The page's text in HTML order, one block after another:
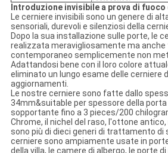
Introduzione invisibile a prova di
Le cerniere invisibili sono un genere di
sensoriali, durevoli e silenziosi della
Dopo la sua installazione sulle porte, le
realizzata meravigliosamente ma anche
contemporaneo semplicemente non
Adattandosi bene con il loro colore
eliminato un lungo esame delle cerniere
aggiornamenti.
Le nostre cerniere sono fatte dallo
34mm&suitable per spessore della
sopportante fino a 3 pieces/200
Chrome, il nichel del raso, l'ottone
sono più di dieci generi di trattamento di
cerniere sono ampiamente usate in
della villa, le camere di albergo, le porte